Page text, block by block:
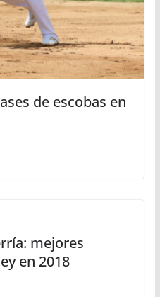
de escobas en
mejores
en 2018